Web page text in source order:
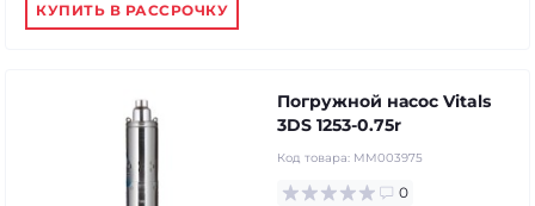
КУПИТЬ В РАССРОЧКУ
Погружной насос Vitals
3DS 1253-0.75r
Код товара: MM003975
0